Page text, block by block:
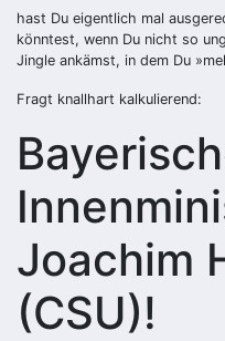
hast Du eigentlich mal
könntest, wenn Du nicht so
Jingle ankämst, in dem Du
Fragt knallhart kalkulierend:
Joachim
(CSU)!